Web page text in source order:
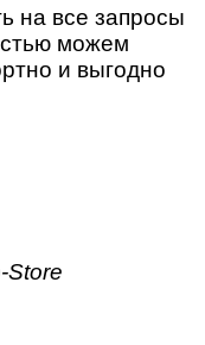
на все запросы
можем
и выгодно
Store